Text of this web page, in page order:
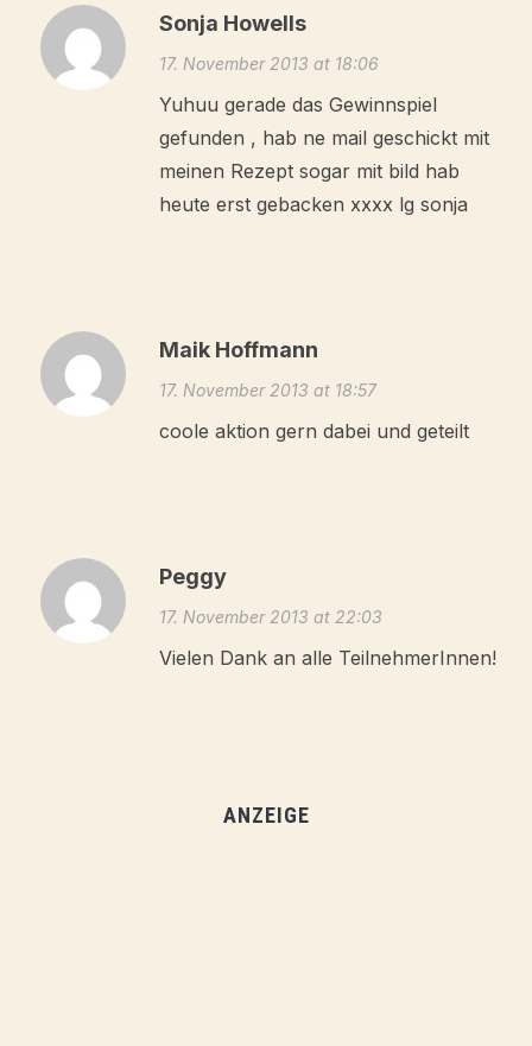
Sonja Howells
17. November 2013 at 18:06
Yuhuu gerade das Gewinnspiel
gefunden , hab ne mail geschickt mit
meinen Rezept sogar mit bild hab
heute erst gebacken xxxx lg sonja
Maik Hoffmann
17. November 2013 at 18:57
coole aktion gern dabei und geteilt
Peggy
17. November 2013 at 22:03
Vielen Dank an alle TeilnehmerInnen!
ANZEIGE